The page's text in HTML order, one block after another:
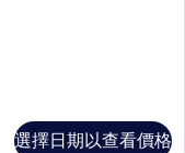
選擇日期以查看價格